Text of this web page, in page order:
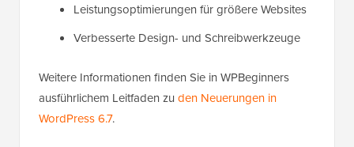
Leistungsoptimierungen für größere Websites
Verbesserte Design- und Schreibwerkzeuge
Weitere Informationen finden Sie in WPBeginners
ausführlichem Leitfaden zu den Neuerungen in
WordPress 6.7.